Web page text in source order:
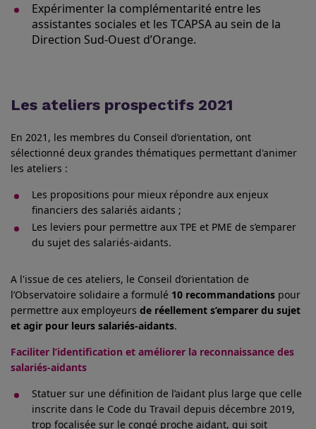
Expérimenter la complémentarité entre les
assistantes sociales et les TCAPSA au sein de la
Direction Sud-Ouest d’Orange.
Les ateliers prospectifs 2021
En 2021, les membres du Conseil d’orientation, ont
sélectionné deux grandes thématiques permettant d'animer
les ateliers :
Les propositions pour mieux répondre aux enjeux
financiers des salariés aidants ;
Les leviers pour permettre aux TPE et PME de s’emparer
du sujet des salariés-aidants.
A l'issue de ces ateliers, le Conseil d’orientation de
l’Observatoire solidaire a formulé 10 recommandations pour
permettre aux employeurs de réellement s’emparer du sujet
et agir pour leurs salariés-aidants.
Faciliter l’identification et améliorer la reconnaissance des
salariés-aidants
Statuer sur une définition de l’aidant plus large que celle
inscrite dans le Code du Travail depuis décembre 2019,
trop focalisée sur le congé proche aidant, qui soit